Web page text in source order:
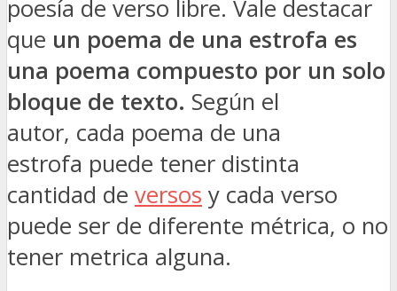
poesía de verso libre. Vale destacar
que un poema de una estrofa es
una poema compuesto por un solo
bloque de texto. Según el
autor, cada poema de una
estrofa puede tener distinta
cantidad de versos y cada verso
puede ser de diferente métrica, o no
tener metrica alguna.